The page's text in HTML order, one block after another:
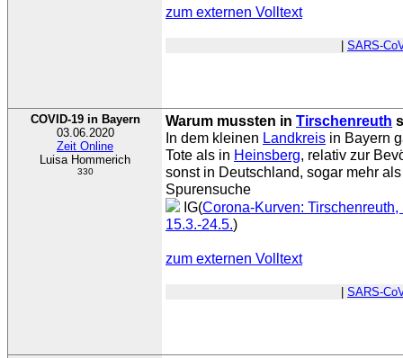
zum externen Volltext
SARS-
COVID-19 in Bayern
03.06.2020
Zeit Online
Luisa Hommerich
330
Warum mussten in Tirschenreuth
In dem kleinen Landkreis in Bayern
Tote als in Heinsberg, relativ zur
sonst in Deutschland, sogar mehr
Spurensuche
IG(Corona-Kurven:
15.3.-24.5.)
zum externen Volltext
SARS-